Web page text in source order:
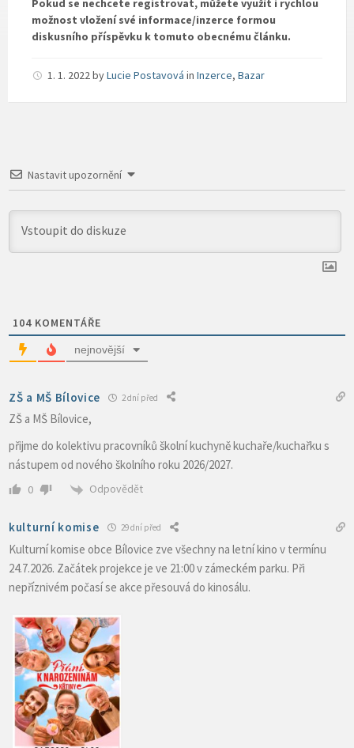
Pokud se nechcete registrovat, můžete využít i rychlou
možnost vložení své informace/inzerce formou
diskusního příspěvku k tomuto obecnému článku.
1. 1. 2022byLucie Postavová in Inzerce, Bazar
Nastavit upozornění
104 KOMENTÁŘE
nejnovější
ZŠ a MŠ Bílovice 2 dní před
ZŠ a MŠ Bílovice,
přijme do kolektivu pracovníků školní kuchyně kuchaře/kuchařku s
nástupem od nového školního roku 2026/2027.
0 Odpovědět
kulturní komise 29 dní před
Kulturní komise obce Bílovice zve všechny na letní kino v termínu
24.7.2026. Začátek projekce je ve 21:00 v zámeckém parku. Při
nepříznivém počasí se akce přesouvá do kinosálu.